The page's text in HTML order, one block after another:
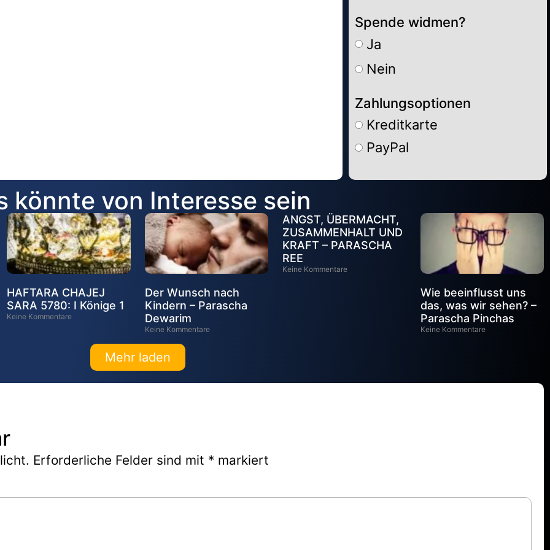
Spende widmen?
Ja
Nein
Zahlungsoptionen
Kreditkarte
PayPal
Alternative:
könnte von Interesse sein
HAFTARA CHAJEJ
SARA 5780: I Könige 1
Keine Kommentare
Der Wunsch nach
Kindern – Parascha
Dewarim
Keine Kommentare
ANGST, ÜBERMACHT,
ZUSAMMENHALT UND
KRAFT – PARASCHA
REE
Keine Kommentare
Wie beeinflusst uns
das, was wir sehen? –
Parascha Pinchas
Keine Kommentare
Mehr laden
Erforderliche Felder sind mit * markiert